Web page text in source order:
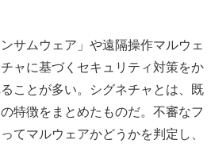
サムウェア」や遠隔操作マルウェ
ャに基づくセキュリティ対策をか
ことが多い。シグネチャとは、既
特徴をまとめたものだ。不審なフ
てマルウェアかどうかを判定し、